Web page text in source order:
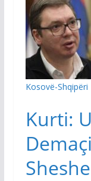
Kosovë-Shqipëri
Kurti: